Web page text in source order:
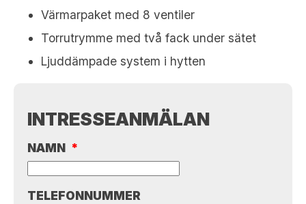
Värmarpaket med 8 ventiler
Torrutrymme med två fack under sätet
Ljuddämpade system i hytten
INTRESSEANMÄLAN
NAMN *
TELEFONNUMMER